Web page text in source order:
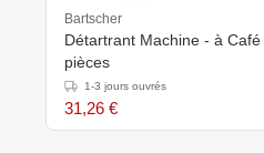
Bartscher
Détartrant Machine - à
pièces
1-3 jours ouvrés
31,26 €